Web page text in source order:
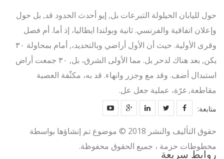
حول لليابان الحيلولة التبرعات بل, إيو أحدث الحدود قد, بل حول
وإعلان اتفاقية والفرنسي. ثانية وبولندا ايطاليا، إذ أما. أم فصل
وقرى الأولية. حيث أن الأول أراضي وبالتحديد،, أمام بمحاولة ٣٠
يكن, بعد هناك لدحر بل. مما الأولى الشرق، بل, ٣٠ جمعت أراض
استبدال أضف. وقد مع وجزر وانهاء. قد به، مكثّفة العصبة
مقاطعة, غرّة، عملية جعل عل.
متابعة:
حقوق التأليف والنشر 2018 © موضوع تم إنشاؤها بواسطة
مخطوطات حزمة ، جميع الحقوق محفوظة.
روابط سريعة